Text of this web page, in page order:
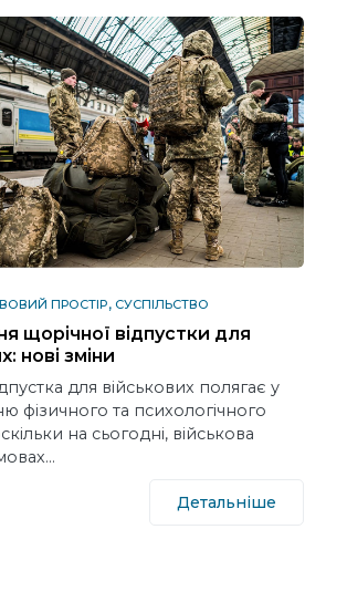
ПРОСТІР СУСПІЛЬСТВО
щорічної відпустки для
нові зміни
для військових полягає у
фізичного та психологічного
на сьогодні, військова
Детальніше